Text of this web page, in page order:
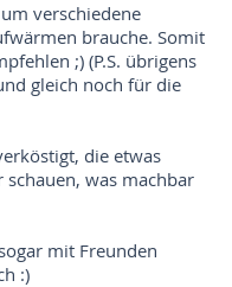
verschiedene
brauche. Somit
;) (P.S. übrigens
gleich noch für die
die etwas
was machbar
mit Freunden
:)